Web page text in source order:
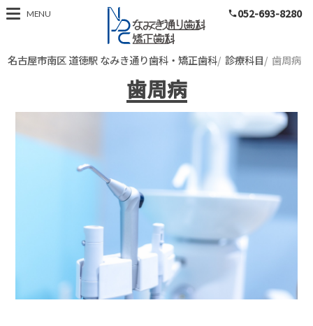
名古屋市南区 道
MENU phone052-693-8280
名古屋市南区 道徳駅 なみき通り歯科・矯正歯科 診療科目 歯周病
歯周病